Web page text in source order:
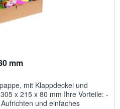
mm
mit Klappdeckel und
x 215 x 80 mm Ihre Vorteile: -
und einfaches